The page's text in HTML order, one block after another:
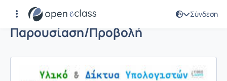
Σύνδεση
Παρουσίαση/Προβολή